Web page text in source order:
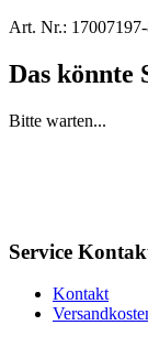
Art. Nr.:
Das könnte
Bitte warten...
Service
Kontakt